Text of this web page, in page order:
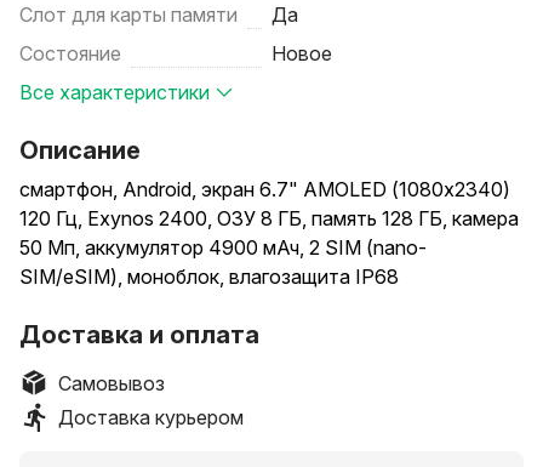
Слот для карты памяти
Да
Состояние
Новое
Все характеристики
Описание
смартфон, Android, экран 6.7" AMOLED (1080x2340)
120 Гц, Exynos 2400, ОЗУ 8 ГБ, память 128 ГБ, камера
50 Мп, аккумулятор 4900 мАч, 2 SIM (nano-
SIM/eSIM), моноблок, влагозащита IP68
Доставка и оплата
Самовывоз
Доставка курьером